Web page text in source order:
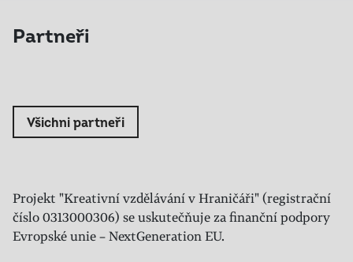
Partneři
Všichni partneři
Projekt "Kreativní vzdělávání v Hraničáři" (registrační
číslo 0313000306) se uskutečňuje za finanční podpory
Evropské unie – NextGeneration EU.